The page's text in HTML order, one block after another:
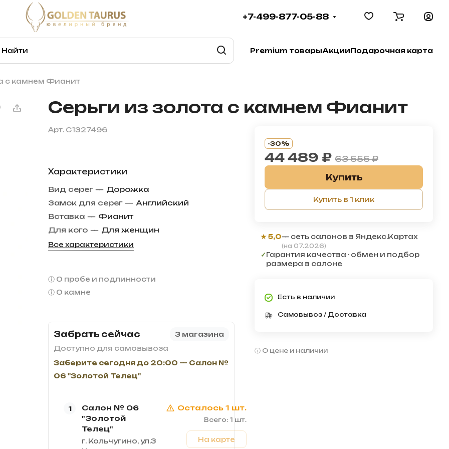
+7-499-877-05-88
Premium товарыАкцииПодарочная карта
с камнем Фианит
Серьги из золота с камнем Фианит
Арт. С1327496
Характеристики
Вид серег — Дорожка
Замок для серег — Английский
Вставка — Фианит
Для кого — Для женщин
Все характеристики
О пробе и подлинности
О камне
Забрать сейчас
3 магазина
Доступно для самовывоза
Заберите сегодня до 20:00 — Салон №
06 "Золотой Телец"
1
Салон № 06
"Золотой
Телец"
г. Кольчугино, ул.3
Осталось 1 шт.
Всего: 1 шт.
На карте
-30%
44 489 ₽ 63 555 ₽
Купить
Купить в 1 клик
★ 5,0— сеть салонов в Яндекс.Картах
(на 07.2026)
✓Гарантия качества · обмен и подбор
размера в салоне
Есть в наличии
Самовывоз / Доставка
О цене и наличии